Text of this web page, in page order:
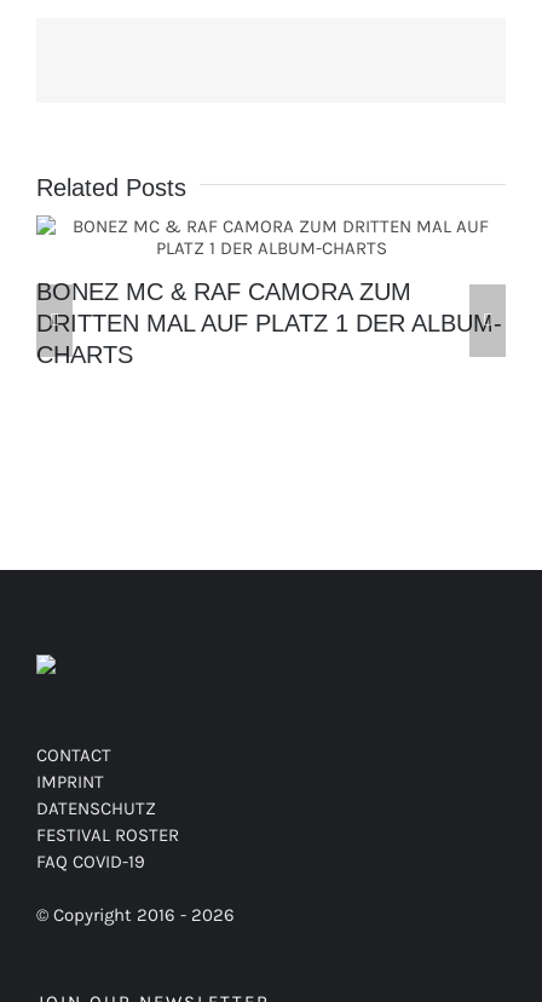
Related Posts
BONEZ MC & RAF CAMORA ZUM
DRITTEN MAL AUF PLATZ 1 DER ALBUM-
CHARTS
CONTACT
IMPRINT
DATENSCHUTZ
FESTIVAL ROSTER
FAQ COVID-19
© Copyright 2016 - 2026